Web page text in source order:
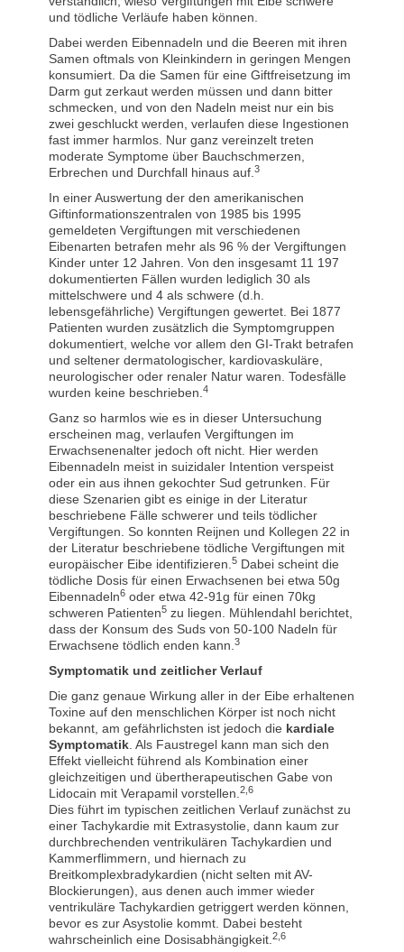
und tödliche Verläufe haben können.
Dabei werden Eibennadeln und die Beeren mit ihren
Samen oftmals von Kleinkindern in geringen Mengen
konsumiert. Da die Samen für eine Giftfreisetzung im
Darm gut zerkaut werden müssen und dann bitter
schmecken, und von den Nadeln meist nur ein bis
zwei geschluckt werden, verlaufen diese Ingestionen
fast immer harmlos. Nur ganz vereinzelt treten
moderate Symptome über Bauchschmerzen,
Erbrechen und Durchfall hinaus auf.3
In einer Auswertung der den amerikanischen
Giftinformationszentralen von 1985 bis 1995
gemeldeten Vergiftungen mit verschiedenen
Eibenarten betrafen mehr als 96 % der Vergiftungen
Kinder unter 12 Jahren. Von den insgesamt 11 197
dokumentierten Fällen wurden lediglich 30 als
mittelschwere und 4 als schwere (d.h.
lebensgefährliche) Vergiftungen gewertet. Bei 1877
Patienten wurden zusätzlich die Symptomgruppen
dokumentiert, welche vor allem den GI-Trakt betrafen
und seltener dermatologischer, kardiovaskuläre,
neurologischer oder renaler Natur waren. Todesfälle
wurden keine beschrieben.4
Ganz so harmlos wie es in dieser Untersuchung
erscheinen mag, verlaufen Vergiftungen im
Erwachsenenalter jedoch oft nicht. Hier werden
Eibennadeln meist in suizidaler Intention verspeist
oder ein aus ihnen gekochter Sud getrunken. Für
diese Szenarien gibt es einige in der Literatur
beschriebene Fälle schwerer und teils tödlicher
Vergiftungen. So konnten Reijnen und Kollegen 22 in
der Literatur beschriebene tödliche Vergiftungen mit
europäischer Eibe identifizieren.5 Dabei scheint die
tödliche Dosis für einen Erwachsenen bei etwa 50g
Eibennadeln6 oder etwa 42-91g für einen 70kg
schweren Patienten5 zu liegen. Mühlendahl berichtet,
dass der Konsum des Suds von 50-100 Nadeln für
Erwachsene tödlich enden kann.3
Symptomatik und zeitlicher Verlauf
Die ganz genaue Wirkung aller in der Eibe erhaltenen
Toxine auf den menschlichen Körper ist noch nicht
bekannt, am gefährlichsten ist jedoch die kardiale
Symptomatik. Als Faustregel kann man sich den
Effekt vielleicht führend als Kombination einer
gleichzeitigen und übertherapeutischen Gabe von
Lidocain mit Verapamil vorstellen.2,6
Dies führt im typischen zeitlichen Verlauf zunächst zu
einer Tachykardie mit Extrasystolie, dann kaum zur
durchbrechenden ventrikulären Tachykardien und
Kammerflimmern, und hiernach zu
Breitkomplexbradykardien (nicht selten mit AV-
Blockierungen), aus denen auch immer wieder
ventrikuläre Tachykardien getriggert werden können,
bevor es zur Asystolie kommt. Dabei besteht
wahrscheinlich eine Dosisabhängigkeit.2,6